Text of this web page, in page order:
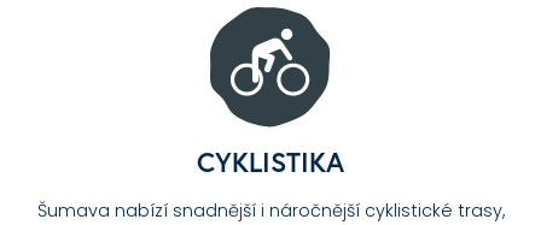
CYKLISTIKA
Šumava nabízí snadnější i náročnější cyklistické trasy,